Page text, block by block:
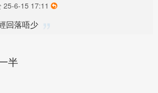
25-6-15 17:11
回落唔少
半